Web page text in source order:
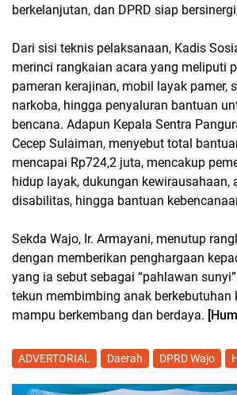
berkelanjutan, dan DPRD siap
Dari sisi teknis pelaksanaan, Kadis
merinci rangkaian acara yang meliputi
pameran kerajinan, mobil layak pamer,
narkoba, hingga penyaluran bantuan
bencana. Adapun Kepala Sentra
Cecep Sulaiman, menyebut total
mencapai Rp724,2 juta, mencakup
hidup layak, dukungan kewirausahaan,
disabilitas, hingga bantuan
Sekda Wajo, Ir. Armayani, menutup
dengan memberikan penghargaan
yang ia sebut sebagai “pahlawan
tekun membimbing anak berkebutuhan
mampu berkembang dan berdaya.
ADVERTORIAL Daerah DPRD Wajo